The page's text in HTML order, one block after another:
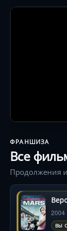
ФРАНШИЗА
Все
Продолжения
2004
ВЫ